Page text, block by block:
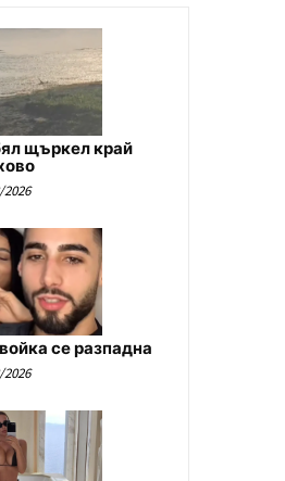
щъркел край
се разпадна